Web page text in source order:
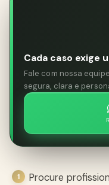
Cada caso exige
Fale com nossa
segura, clara e
Procure